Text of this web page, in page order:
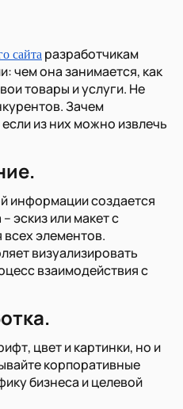
сайта разработчикам
чем она занимается, как
товары и услуги. Не
Зачем
из них можно извлечь
информации создается
эскиз или макет с
элементов.
визуализировать
взаимодействия с
цвет и картинки, но и
корпоративные
бизнеса и целевой